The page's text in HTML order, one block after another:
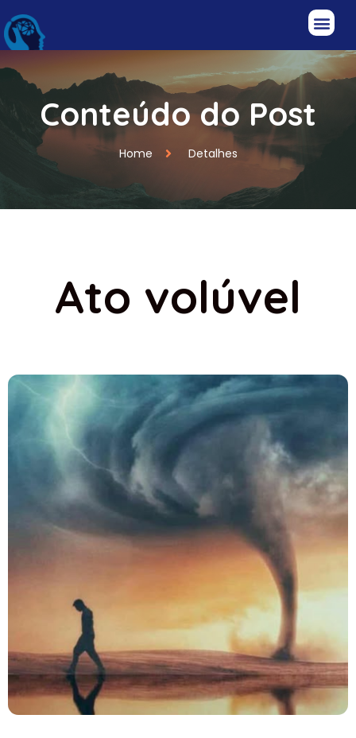
Conteúdo do Post
Home Detalhes
Ato volúvel